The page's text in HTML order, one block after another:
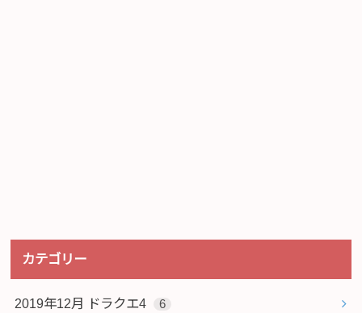
カテゴリー
2019年12月 ドラクエ4 6